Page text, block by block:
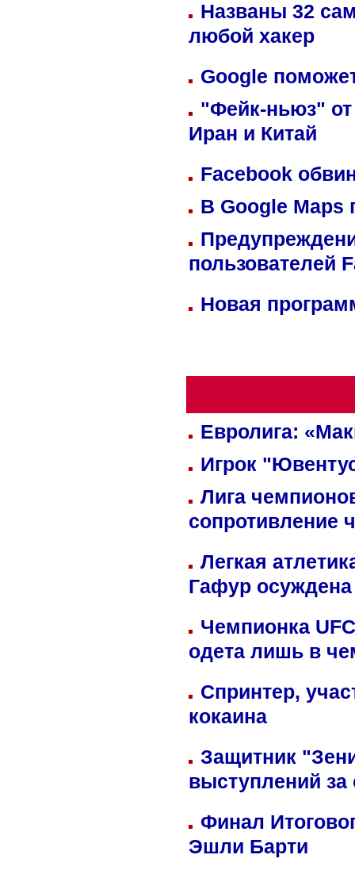
Названы 32
любой хакер
Google
"Фейк-ньюз" от
Иран и Китай
Facebook
В Google Maps
пользователей
Новая
Евролига:
Игрок
Лига
сопротивление
Легкая
Гафур осуждена
Чемпионка
одета лишь в
Спринтер,
кокаина
Защитник
выступлений
Финал
Эшли Барти